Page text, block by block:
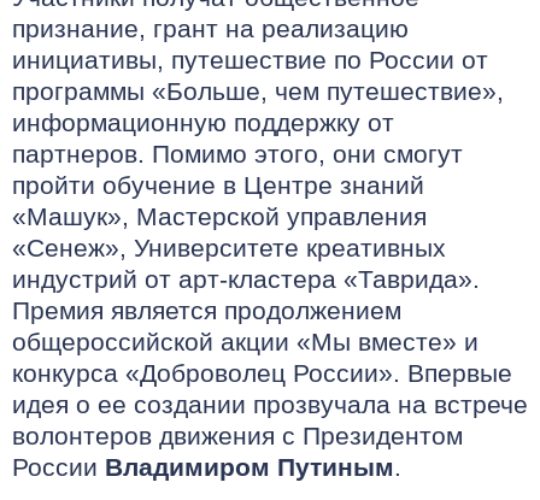
признание, грант на реализацию
инициативы, путешествие по России от
программы «Больше, чем путешествие»,
информационную поддержку от
партнеров. Помимо этого, они смогут
пройти обучение в Центре знаний
«Машук», Мастерской управления
«Сенеж», Университете креативных
индустрий от арт-кластера «Таврида».
Премия является продолжением
общероссийской акции «Мы вместе» и
конкурса «Доброволец России». Впервые
идея о ее создании прозвучала на встрече
волонтеров движения с Президентом
России Владимиром Путиным.